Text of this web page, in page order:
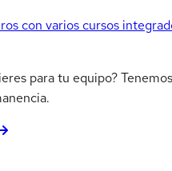
con varios cursos
para tu equipo? Tenemos